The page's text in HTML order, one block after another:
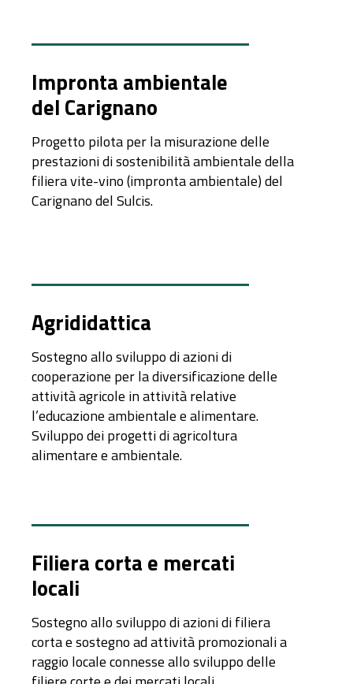
Impronta ambientale
del Carignano
Progetto pilota per la misurazione delle
prestazioni di sostenibilità ambientale della
filiera vite-vino (impronta ambientale) del
Carignano del Sulcis.
Agrididattica
Sostegno allo sviluppo di azioni di
cooperazione per la diversificazione delle
attività agricole in attività relative
l’educazione ambientale e alimentare.
Sviluppo dei progetti di agricoltura
alimentare e ambientale.
Filiera corta e mercati
locali
Sostegno allo sviluppo di azioni di filiera
corta e sostegno ad attività promozionali a
raggio locale connesse allo sviluppo delle